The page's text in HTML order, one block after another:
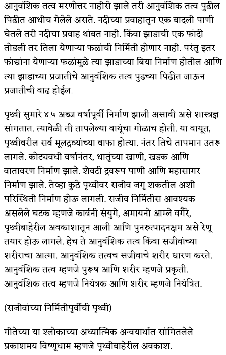
आनुवंशिक तत्व मरणोत्तर नाहीसे झाले तरी आनुवंशिक तत्व पुढील
पिढीत आधीच गेलेले असते. नदीच्या प्रवाहातून एक बादली पाणी
घेतले तरी नदीचा प्रवाह थांबत नाही. किंवा झाडाची एक फांदी
तोडली तर तिला येणार्‍या फळांची निर्मिती होणार नाही. परंतू इतर
फांद्यांना येणार्‍या फळांमुळे त्या झाडाच्या बिया निर्माण होतील आणि
त्या झाडाच्या प्रजातीचे आनुवंशिक तत्व पुढच्या पिढीत जाऊन
प्रजातीची वाढ होईल.
पृथ्वी सुमारे ४.५ अब्ज वर्षांपूर्वी निर्माण झाली असावी असे शास्त्रज्ञ
सांगतात. त्यावेळी ती तापलेल्या वायूंचा गोळाच होती. या वायूत,
पृथ्वीवरील सर्व मूलद्रव्यांच्या वाफा होत्या. नंतर तिचे तापमान उतरू
लागले. कोट्यवधी वर्षानंतर, धातूंच्या खाणी, खडक आणि
वातावरण निर्माण झाले. शेवटी द्रवरूप पाणी आणि महासागर
निर्माण झाले. तेव्हा कुठे पृथ्वीवर सजीव जगू शकतील अशी
परिस्थिती निर्माण होऊ लागली. सजीव निर्मितीस आवश्यक
असलेले घटक म्हणजे कार्बनी संयुगे, अमायनो आम्ले वगैरे,
पृथ्वीबाहेरील अवकाशातून आली आणि पुनरुत्पादनक्षम असे रेणू
तयार होऊ लागले. हेच ते आनुवंशिक तत्व किंवा सजीवांच्या
शरीराचा आत्मा. आनुवंशिक तत्वच सजीवाचे शरीर धारण करते.
आनुवंशिक तत्व म्हणजे पुरूष आणि शरीर म्हणजे प्रकृती.
आनुवंशिक तत्व म्हणजे नियंत्रक आणि शरीर म्हणजे नियंत्रित.
(सजीवांच्या निर्मितीपूर्वीची पृथ्वी)
गीतेच्या या श्लोकाच्या अध्यात्मिक अन्वयार्थात सांगितलेले
प्रकाशमय विष्णूधाम म्हणजे पृथ्वीबाहेरील अवकाश.